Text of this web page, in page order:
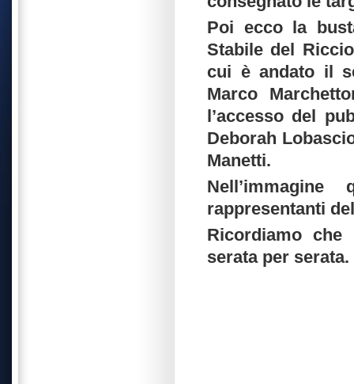
Poi ecco la
Stabile del
cui è andato il
Marco
l’accesso del
Deborah
Manetti.
rappresentanti
Ricordiamo
serata per